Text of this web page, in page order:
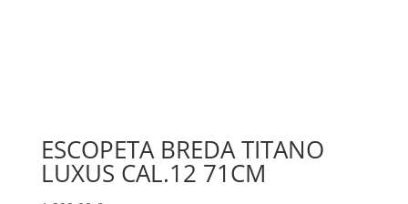
ESCOPETA BREDA TITANO
LUXUS CAL.12 71CM